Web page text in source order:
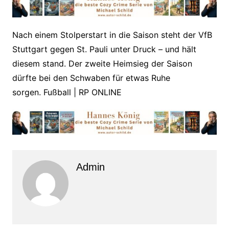
​Nach einem Stolperstart in die Saison steht der VfB
Stuttgart gegen St. Pauli unter Druck – und hält
diesem stand. Der zweite Heimsieg der Saison
dürfte bei den Schwaben für etwas Ruhe
sorgen. Fußball | RP ONLINE
Admin